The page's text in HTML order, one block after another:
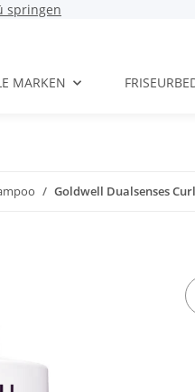
springen
MARKEN
Goldwell Dualsenses